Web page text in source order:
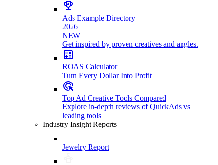
Ads Example Directory
2026
NEW
Get inspired by proven creatives and angles.
ROAS Calculator
Turn Every Dollar Into Profit
Top Ad Creative Tools Compared
Explore in-depth reviews of QuickAds vs
leading tools
Industry Insight Reports
Jewelry Report